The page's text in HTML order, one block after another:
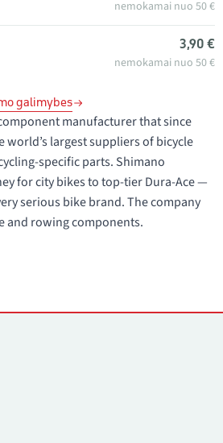
nemokamai nuo 50 €
3,90 €
nemokamai nuo 50 €
galimybes
manufacturer that since
world’s largest suppliers of bicycle
specific parts. Shimano
for city bikes to top-tier Dura-Ace —
serious bike brand. The company
and rowing components.